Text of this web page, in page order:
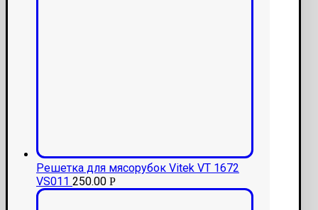
Решетка для мясорубок Vitek VT 1672
VS011 250.00 Р